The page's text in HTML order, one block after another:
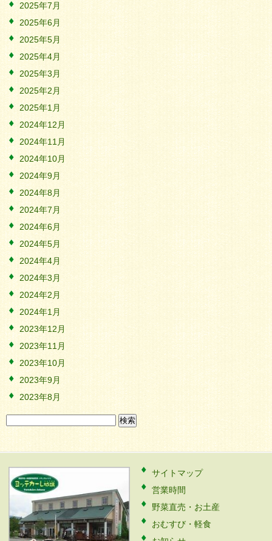
2025年7月
2025年6月
2025年5月
2025年4月
2025年3月
2025年2月
2025年1月
2024年12月
2024年11月
2024年10月
2024年9月
2024年8月
2024年7月
2024年6月
2024年5月
2024年4月
2024年3月
2024年2月
2024年1月
2023年12月
2023年11月
2023年10月
2023年9月
2023年8月
検
索:
サイトマップ
営業時間
野菜直売・お土産
おむすび・軽食